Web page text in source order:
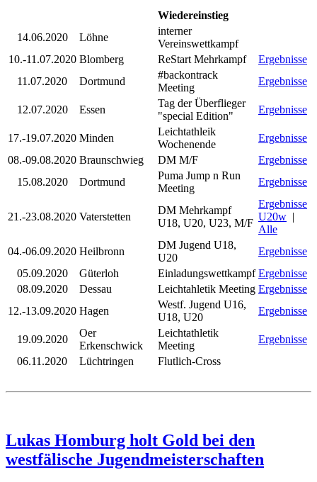
Wiedereinstieg
14.06.2020
Löhne
interner
Vereinswettkampf
10.-11.07.2020 Blomberg ReStart Mehrkampf
Ergebnisse
11.07.2020
Dortmund
#backontrack
Meeting
Ergebnisse
12.07.2020 Essen
Tag der Überflieger
"special Edition"
Ergebnisse
17.-19.07.2020 Minden
Leichtathleik
Wochenende
Ergebnisse
08.-09.08.2020 Braunschwieg DM M/F
Ergebnisse
15.08.2020
Dortmund
Puma Jump n Run
Meeting
Ergebnisse
21.-23.08.2020 Vaterstetten
DM Mehrkampf
U18, U20, U23, M/F
Ergebnisse
U20w |
Alle
04.-06.09.2020 Heilbronn
DM Jugend U18,
U20
Ergebnisse
05.09.2020
Güterloh Einladungswettkampf Ergebnisse
08.09.2020
Dessau Leichtahletik Meeting Ergebnisse
12.-13.09.2020 Hagen
Westf. Jugend U16,
U18, U20
Ergebnisse
19.09.2020
Oer
Erkenschwick
Leichtathletik
Meeting
Ergebnisse
06.11.2020
Lüchtringen Flutlich-Cross
Lukas Homburg holt Gold bei den
westfälische Jugendmeisterschaften